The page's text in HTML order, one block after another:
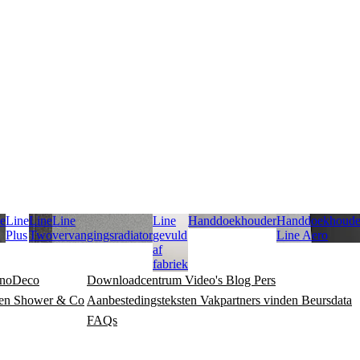
Line
Plus
Line
Two
Line
vervangingsradiator
Line
gevuld
af
fabriek
Handdoekhouder
Line Aero
Shower & Co
Downloadcentrum Video's Blog Pers
Aanbestedingsteksten Vakpartners vinden Beursdata
FAQs